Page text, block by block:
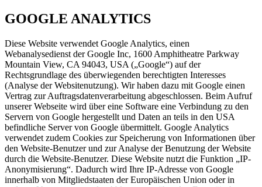
GOOGLE ANALYTICS
Diese Website verwendet Google Analytics, einen
Webanalysedienst der Google Inc, 1600 Amphitheatre Parkway
Mountain View, CA 94043, USA („Google“) auf der
Rechtsgrundlage des überwiegenden berechtigten Interesses
(Analyse der Websitenutzung). Wir haben dazu mit Google einen
Vertrag zur Auftragsdatenverarbeitung abgeschlossen. Beim Aufruf
unserer Webseite wird über eine Software eine Verbindung zu den
Servern von Google hergestellt und Daten an teils in den USA
befindliche Server von Google übermittelt. Google Analytics
verwendet zudem Cookies zur Speicherung von Informationen über
den Website-Benutzer und zur Analyse der Benutzung der Website
durch die Website-Benutzer. Diese Website nutzt die Funktion „IP-
Anonymisierung“. Dadurch wird Ihre IP-Adresse von Google
innerhalb von Mitgliedstaaten der Europäischen Union oder in